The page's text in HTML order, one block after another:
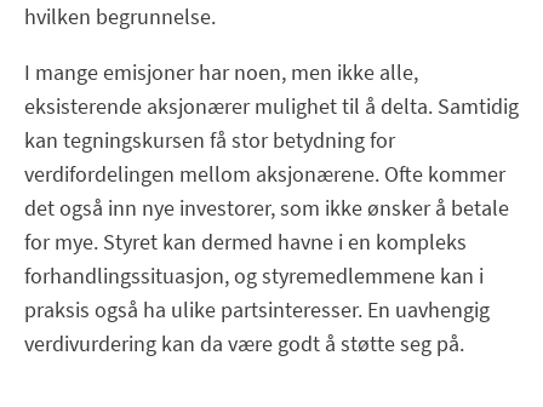
hvilken begrunnelse.
I mange emisjoner har noen, men ikke alle,
eksisterende aksjonærer mulighet til å delta. Samtidig
kan tegningskursen få stor betydning for
verdifordelingen mellom aksjonærene. Ofte kommer
det også inn nye investorer, som ikke ønsker å betale
for mye. Styret kan dermed havne i en kompleks
forhandlingssituasjon, og styremedlemmene kan i
praksis også ha ulike partsinteresser. En uavhengig
verdivurdering kan da være godt å støtte seg på.